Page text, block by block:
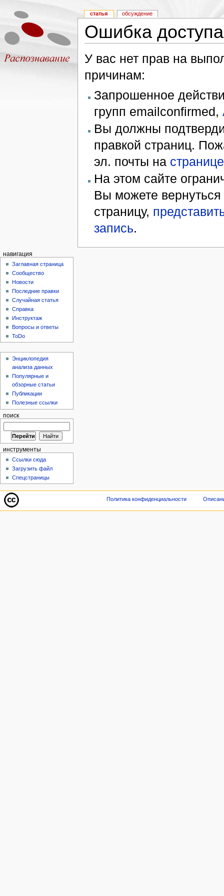
Ошибка доступа
У вас нет прав на
причинам:
Запрошенное
групп emailconfirmed,
Вы должны
правкой страниц.
эл. почты на
На этом сайте
Вы можете
страницу,
запись.
статья обсуждение
навигация
Заглавная страница
Сообщество
Новости
Последние правки
Случайная статья
Справка
Инструктаж
Вопросы и ответы
ToDo
Энциклопедия
анализа данных
Популярные и
обзорные статьи
Публикации
Полезные ссылки
поиск
инструменты
Ссылки сюда
Загрузить файл
Спецстраницы
Политика конфиденциальности